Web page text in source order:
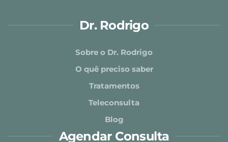
Dr. Rodrigo
Sobre o Dr. Rodrigo
O quê preciso saber
Tratamentos
Teleconsulta
Blog
Agendar Consulta